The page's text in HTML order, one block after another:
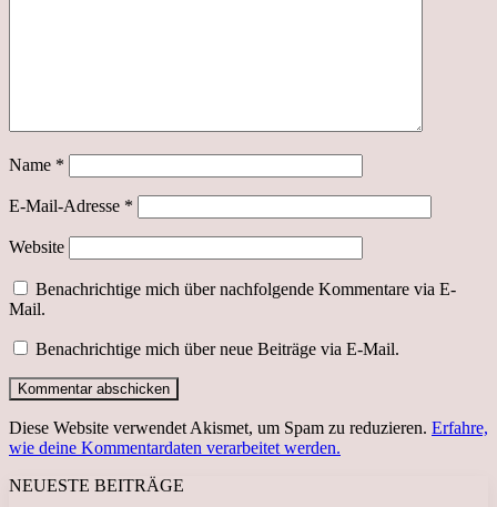
Name *
E-Mail-Adresse *
Website
Benachrichtige mich über nachfolgende Kommentare via E-
Mail.
Benachrichtige mich über neue Beiträge via E-Mail.
Diese Website verwendet Akismet, um Spam zu reduzieren. Erfahre,
wie deine Kommentardaten verarbeitet werden.
NEUESTE BEITRÄGE